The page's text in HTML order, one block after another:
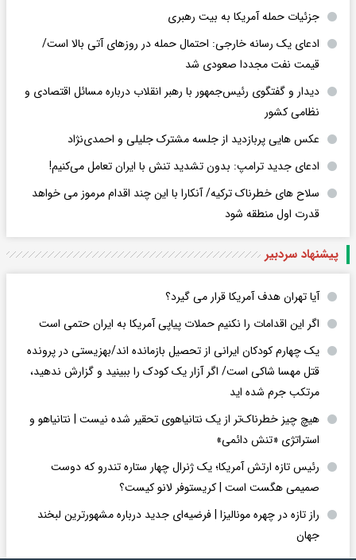
جزئیات حمله آمریکا به بیت رهبری
ادعای یک رسانه خارجی: احتمال حمله در روزهای آتی بالا است/
قیمت نفت مجددا صعودی شد
دیدار و گفتگوی رئیس‌جمهور با رهبر انقلاب درباره مسائل اقتصادی و
نظامی کشور
عکس هایی پربازدید از جلسه مشترک جلیلی و احمدی‌نژاد
ادعای جدید ترامپ: بدون تشدید تنش با ایران تعامل می‌کنیم!
سلاح های خطرناک ترکیه/ آنکارا با این چند اقدام مرموز می خواهد
قدرت اول منطقه شود
پیشنهاد سردبیر
آیا تهران هدف آمریکا قرار می گیرد؟
اگر این اقدامات را نکنیم حملات پیاپی آمریکا به ایران حتمی است
یک چهارم کودکان ایرانی از تحصیل بازمانده اند/بهزیستی در پرونده
قتل مهسا شاکی است/ اگر آزار یک کودک را ببینید و گزارش ندهید،
مرتکب جرم شده اید
هیچ چیز خطرناک‌تر از یک نتانیاهوی تحقیر شده نیست | نتانیاهو و
استراتژی «تنش دائمی»
رئیس تازه ارتش آمریکا؛ یک ژنرال چهار ستاره تندرو که دوست
صمیمی هگست است | کریستوفر لانو کیست؟
راز تازه در چهره مونالیزا | فرضیه‌ای جدید درباره مشهورترین لبخند
جهان